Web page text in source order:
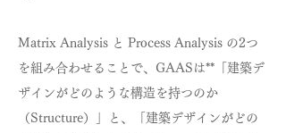
Matrix Analysis と Process Analysis の2つ
を組み合わせることで、GAASは**「建築デ
ザインがどのような構造を持つのか
（Structure）」と、「建築デザインがどの